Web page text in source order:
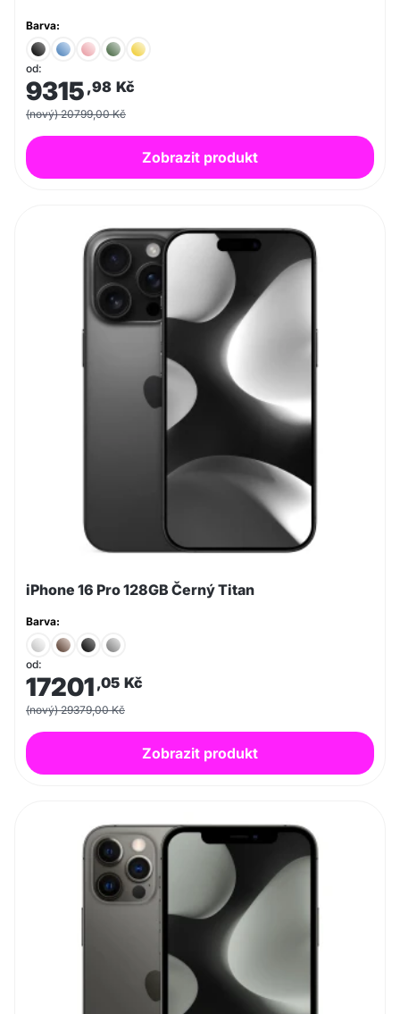
Barva:
od:
9315 ,98 Kč
(nový) 20799,00 Kč
Zobrazit produkt
iPhone 16 Pro 128GB Černý Titan
Barva:
od:
17201 ,05 Kč
(nový) 29379,00 Kč
Zobrazit produkt